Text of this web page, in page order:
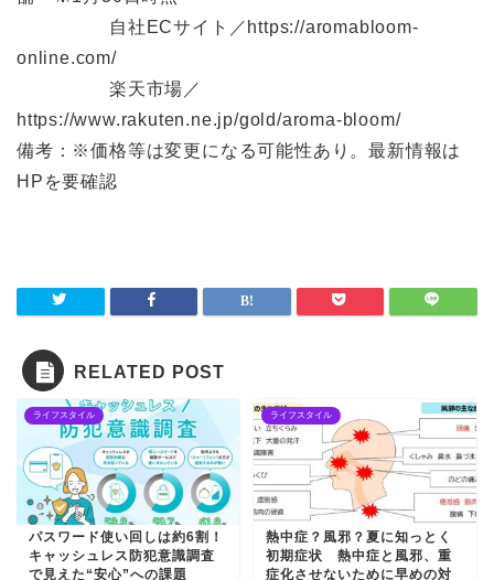
自社ECサイト／https://aromabloom-
online.com/
楽天市場／
https://www.rakuten.ne.jp/gold/aroma-bloom/
備考：※価格等は変更になる可能性あり。最新情報は
HPを要確認
RELATED POST
ライフスタイル
パスワード使い回しは約6割！
キャッシュレス防犯意識調査
で見えた“安心”への課題
ライフスタイル
熱中症？風邪？夏に知っとく
初期症状 熱中症と風邪、重
症化させないために早めの対